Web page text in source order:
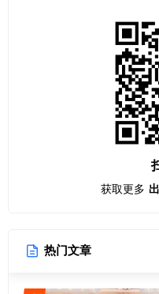
获取更多
热门文章